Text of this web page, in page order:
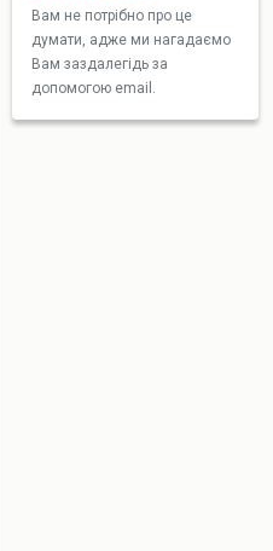
Вам не потрібно про це
думати, адже ми нагадаємо
Вам заздалегідь за
допомогою email.